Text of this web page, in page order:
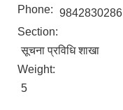
Phone: 9842830286
Section:
सूचना प्रविधि शाखा
Weight:
5